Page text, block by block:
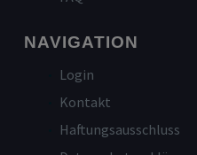
NAVIGATION
Login
Kontakt
Haftungsausschluss